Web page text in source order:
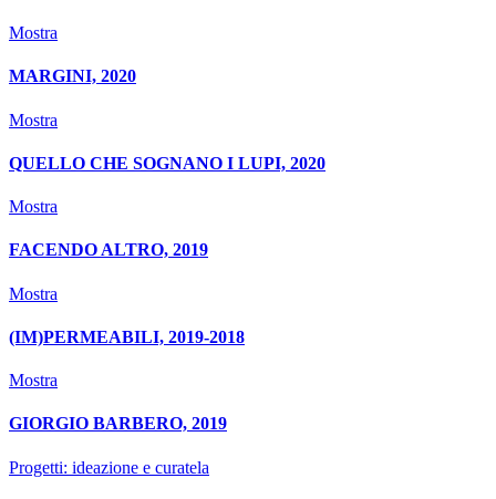
Mostra
MARGINI, 2020
Mostra
QUELLO CHE SOGNANO I LUPI, 2020
Mostra
FACENDO ALTRO, 2019
Mostra
(IM)PERMEABILI, 2019-2018
Mostra
GIORGIO BARBERO, 2019
Progetti: ideazione e curatela